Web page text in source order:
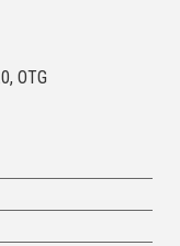
OTG